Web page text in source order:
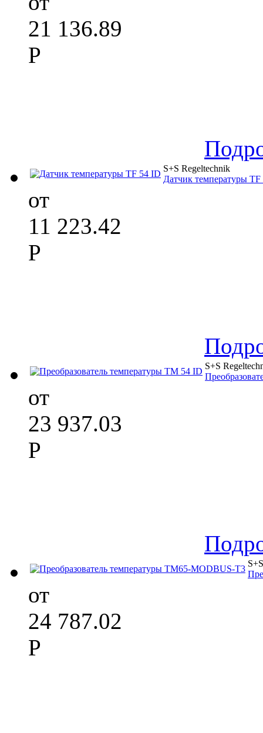
21 136.89
Р
S+S Regeltechnik
Датчик температуры
от
11 223.42
Р
S+S
от
23 937.03
Р
от
24 787.02
Р